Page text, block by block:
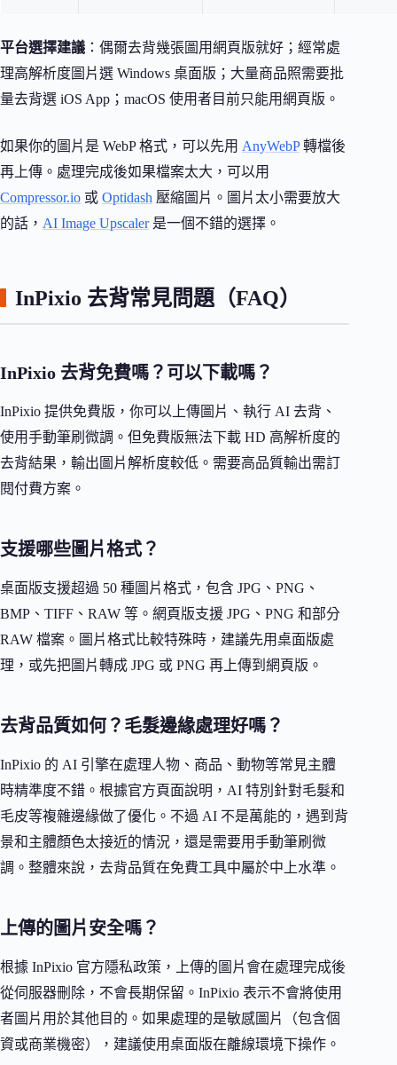
平台選擇建議 ：偶爾去背幾張圖用網頁版就好；經常處
理高解析度圖片選 Windows 桌面版；大量商品照需要批
量去背選 iOS App；macOS 使用者目前只能用網頁版。
如果你的圖片是 WebP 格式，可以先用 AnyWebP轉檔後
再上傳。處理完成後如果檔案太大，可以用
Compressor.io 或 Optidash 壓縮圖片。圖片太小需要放大
的話， AI Image Upscaler是一個不錯的選擇。
InPixio 去背常見問題（FAQ）
InPixio 去背免費嗎？可以下載嗎？
InPixio 提供免費版，你可以上傳圖片、執行 AI 去背、
使用手動筆刷微調。但免費版無法下載 HD 高解析度的
去背結果，輸出圖片解析度較低。需要高品質輸出需訂
閱付費方案。
支援哪些圖片格式？
桌面版支援超過 50 種圖片格式，包含 JPG、PNG、
BMP、TIFF、RAW 等。網頁版支援 JPG、PNG 和部分
RAW 檔案。圖片格式比較特殊時，建議先用桌面版處
理，或先把圖片轉成 JPG 或 PNG 再上傳到網頁版。
去背品質如何？毛髮邊緣處理好嗎？
InPixio 的 AI 引擎在處理人物、商品、動物等常見主體
時精準度不錯。根據官方頁面說明，AI 特別針對毛髮和
毛皮等複雜邊緣做了優化。不過 AI 不是萬能的，遇到背
景和主體顏色太接近的情況，還是需要用手動筆刷微
調。整體來說，去背品質在免費工具中屬於中上水準。
上傳的圖片安全嗎？
根據 InPixio 官方隱私政策，上傳的圖片會在處理完成後
從伺服器刪除，不會長期保留。InPixio 表示不會將使用
者圖片用於其他目的。如果處理的是敏感圖片（包含個
資或商業機密），建議使用桌面版在離線環境下操作。